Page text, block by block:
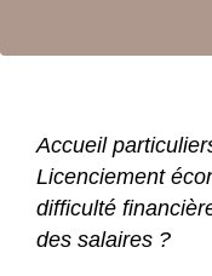
Accueil
Licenciement
difficulté
des salaires ?